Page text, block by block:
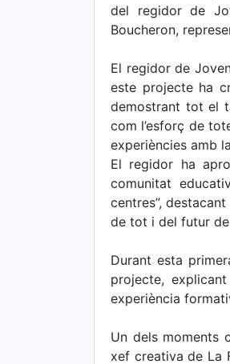
del regidor de
Boucheron,
El regidor de
este projecte ha
demostrant tot el
com l’esforç de
experiències amb
El regidor ha
comunitat
centres”,
de tot i del futur
Durant esta
projecte,
experiència
Un dels moments
xef creativa de La